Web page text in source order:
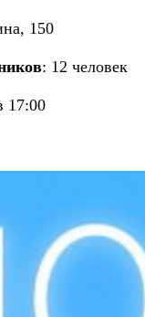
150
: 12 человек
17:00